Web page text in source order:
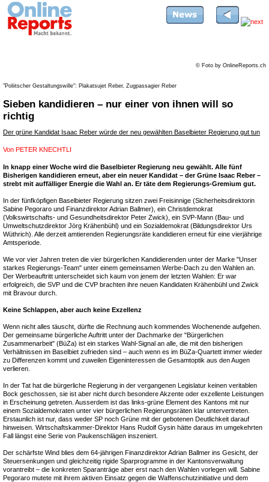
© Foto by OnlineReports.ch
"Poliitscher Gestaltungswille": Plakatsujet Reber, Zugpassagier Reber
Sieben kandidieren – nur einer von ihnen will so
richtig
Der grüne Kandidat Isaac Reber würde der neu gewählten Baselbieter Regierung gut tun
Von PETER KNECHTLI
In knapp einer Woche wird die Baselbieter Regierung neu gewählt. Alle fünf
Bisherigen kandidieren erneut, aber ein neuer Kandidat – der Grüne Isaac Reber –
strebt mit auffälliger Energie die Wahl an. Er täte dem Regierungs-Gremium gut.
In der fünfköpfigen Baselbieter Regierung sitzen zwei Freisinnige (Sicherheitsdirektorin
Sabine Pegoraro und Finanzdirektor Adrian Ballmer), ein Christdemokrat
(Volkswirtschafts- und Gesundheitsdirektor Peter Zwick), ein SVP-Mann (Bau- und
Umweltschutzdirektor Jörg Krähenbühl) und ein Sozialdemokrat (Bildungsdirektor Urs
Wüthrich). Alle derzeit amtierenden Regierungsräte kandidieren erneut für eine vierjährige
Amtsperiode.
Wie vor vier Jahren treten die vier bürgerlichen Kandidierenden unter der Marke "Unser
starkes Regierungs-Team" unter einem gemeinsamen Werbe-Dach zu den Wahlen an.
Der Werbeauftritt unterscheidet sich kaum von jenem der letzten Wahlen: Er war
erfolgreich, die SVP und die CVP brachten ihre neuen Kandidaten Krähenbühl und Zwick
mit Bravour durch.
Keine Schlappen, aber auch keine Exzellenz
Wenn nicht alles täuscht, dürfte die Rechnung auch kommendes Wochenende aufgehen.
Der gemeinsame bürgerliche Auftritt unter der Dachmarke der "Bürgerlichen
Zusammenarbeit" (BüZa) ist ein starkes Wahl-Signal an alle, die mit den bisherigen
Verhältnissen im Baselbiet zufrieden sind – auch wenn es im BüZa-Quartett immer wieder
zu Differenzen kommt und zuweilen Eigeninteressen die Gesamtoptik aus den Augen
verlieren.
In der Tat hat die bürgerliche Regierung in der vergangenen Legislatur keinen veritablen
Bock geschossen, sie ist aber nicht durch besondere Akzente oder exzellente Leistungen
in Erscheinung getreten. Ausserdem ist das links-grüne Element des Kantons mit nur
einem Sozialdemokraten unter vier bürgerlichen Regierungsräten klar untervertreten.
Erstaunlich ist nur, dass weder SP noch Grüne mit der gebotenen Deutlichkeit darauf
hinweisen. Wirtschaftskammer-Direktor Hans Rudolf Gysin hätte daraus im umgekehrten
Fall längst eine Serie von Paukenschlägen inszeniert.
Der schärfste Wind blies dem 64-jährigen Finanzdirektor Adrian Ballmer ins Gesicht, der
Steuersenkungen und gleichzeitig rigide Sparprogramme in der Kantonsverwaltung
vorantreibt – die konkreten Sparanträge aber erst nach den Wahlen vorlegen will. Sabine
Pegoraro mutete mit ihrem aktiven Einsatz gegen die Waffenschutzinitiative und dem